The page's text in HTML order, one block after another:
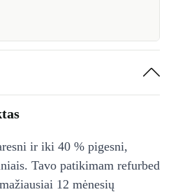
ir iki 40 % pigesni,
Tavo patikimam refurbed
12 mėnesių